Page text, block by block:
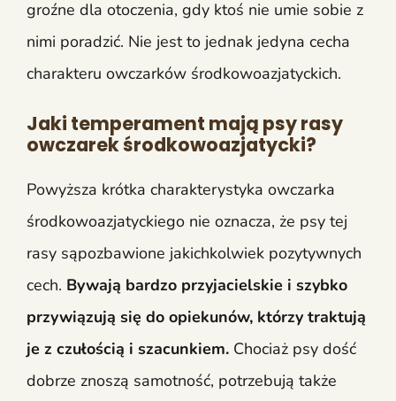
groźne dla otoczenia, gdy ktoś nie umie sobie z
nimi poradzić. Nie jest to jednak jedyna cecha
charakteru owczarków środkowoazjatyckich.
Jaki temperament mają psy rasy
owczarek środkowoazjatycki?
Powyższa krótka charakterystyka owczarka
środkowoazjatyckiego nie oznacza, że psy tej
rasy sąpozbawione jakichkolwiek pozytywnych
cech. Bywają bardzo przyjacielskie i szybko
przywiązują się do opiekunów, którzy traktują
je z czułością i szacunkiem. Chociaż psy dość
dobrze znoszą samotność, potrzebują także